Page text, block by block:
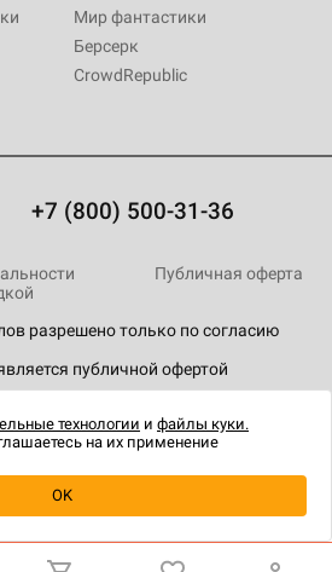
о наличии
Мир фантастики
Берсерк
CrowdRepublic
+7 (800) 500-31-36
разрешено только по согласию
публичной офертой
Публичная оферта
технологии и файлы куки.
на их применение
OK